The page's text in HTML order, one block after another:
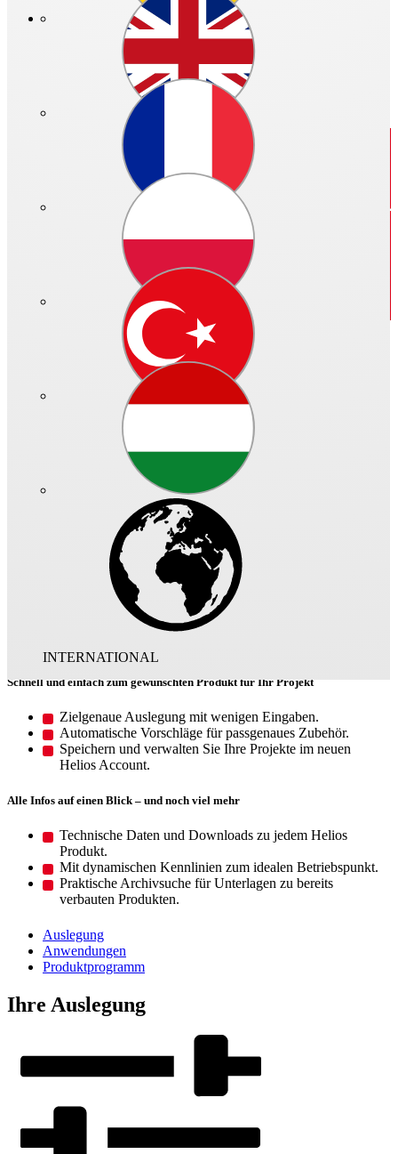
INTERNATIONAL
Neuerungen der HeliosOnline Welt finden Sie
bisher auf KWLeasyPlan und HeliosSelect gespeicherten
können Sie bis auf Weiteres erreichen. Alle Infos dazu
finden Sie nach der vollständigen Registrierung und dem Login
unter "Ihre Projekte" sowie "Ihre Auslegungen".
Schließen
Der interaktive Produkt-Finder
Alle Informationen zur Helios-Produktwelt.
Schnell und innovativ!
Ihr smarter Assistent für die Helios
Produktwelt
Ganz gleich welche Produktinformationen Sie benötigen –
HeliosSelect führt Sie schnell ans Ziel. Von technischen Angaben
über CAD-Daten bis hin zur Montagevorschrift finden Sie hier
sämtliche produktrelevante Daten auf einen Blick. Und über die
komfortable Auslegung ermitteln Sie die perfekt passende Lösung
Schnell und einfach zum gewünschten Produkt für Ihr Projekt
Zielgenaue Auslegung mit wenigen Eingaben.
Automatische Vorschläge für passgenaues Zubehör.
Speichern und verwalten Sie Ihre Projekte im neuen
Helios Account.
Alle Infos auf einen Blick – und noch viel mehr
Technische Daten und Downloads zu jedem Helios
Produkt.
Mit dynamischen Kennlinien zum idealen Betriebspunkt.
Praktische Archivsuche für Unterlagen zu bereits
verbauten Produkten.
Auslegung
Anwendungen
Produktprogramm
Ihre Auslegung